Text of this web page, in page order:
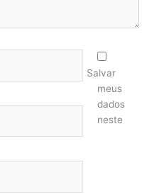
Salvar
meus
dados
neste